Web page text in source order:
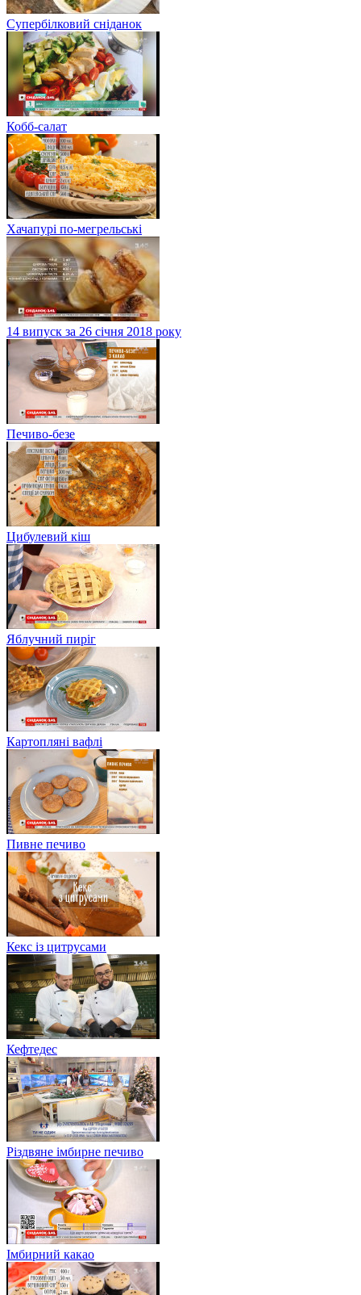
Супербілковий сніданок
Кобб-салат
Хачапурі по-мегрельські
14 випуск за 26 січня 2018 року
Печиво-безе
Цибулевий кіш
Яблучний пиріг
Картопляні вафлі
Пивне печиво
Кекс із цитрусами
Кефтедес
Різдвяне імбирне печиво
Імбирний какао